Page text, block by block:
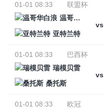
01-01 08:33
联盟杯
温哥华白浪
vs
亚特兰特
01-01 08:33
巴西杯
瑞模贝雷
vs
桑托斯
01-01 08:33
欧冠